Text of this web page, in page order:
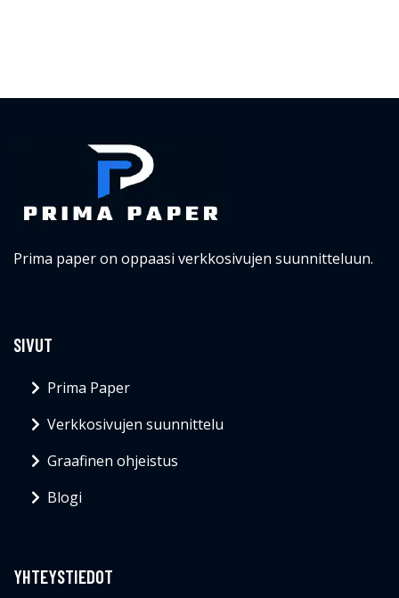
Prima paper on oppaasi verkkosivujen suunnitteluun.
SIVUT
Prima Paper
Verkkosivujen suunnittelu
Graafinen ohjeistus
Blogi
YHTEYSTIEDOT